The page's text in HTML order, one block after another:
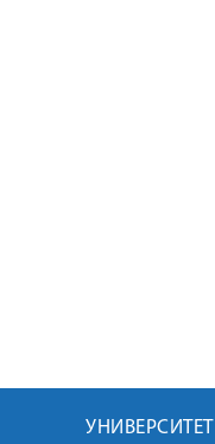
УНИВЕРСИТЕТ